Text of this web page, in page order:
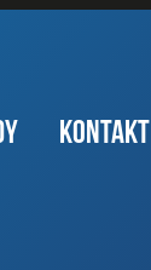
KONTAKT